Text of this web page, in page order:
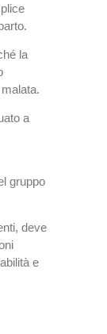
la
a
gruppo
deve
e